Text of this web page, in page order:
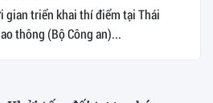
gian triển khai thí điểm tại Thái
thông (Bộ Công an)...